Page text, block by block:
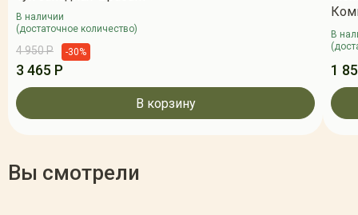
В наличии
(достаточное количество)
4 950 Р -30%
3 465 Р
В корзину
В
1
Вы смотрели